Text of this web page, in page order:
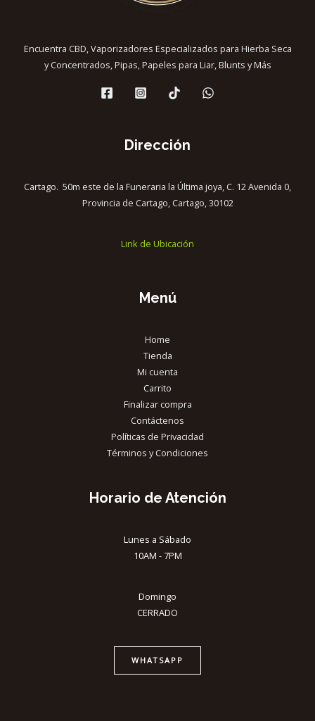
Encuentra CBD, Vaporizadores Especializados para Hierba Seca
y Concentrados, Pipas, Papeles para Liar, Blunts y Más
Dirección
Cartago. 50m este de la Funeraria la Última joya, C. 12 Avenida 0,
Provincia de Cartago, Cartago, 30102
Link de Ubicación
Menú
Home
Tienda
Mi cuenta
Carrito
Finalizar compra
Contáctenos
Políticas de Privacidad
Términos y Condiciones
Horario de Atención
Lunes a Sábado
10AM - 7PM
Domingo
CERRADO
WHATSAPP